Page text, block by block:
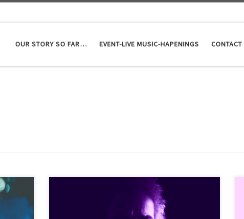
OUR STORY SO FAR… EVENT-LIVE MUSIC-HAPENINGS CONTACT
Kιθαρίστας, συνθέτης – τραγουδοποιός και συχνά
ερμηνευτής των τραγουδιών του, o Κώστας
Μουστάκας παρέα με τους Γεωργία Τσετσώνη,